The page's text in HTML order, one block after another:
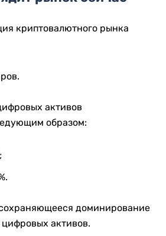
криптовалютного рынка
активов
образом:
доминирование
активов.